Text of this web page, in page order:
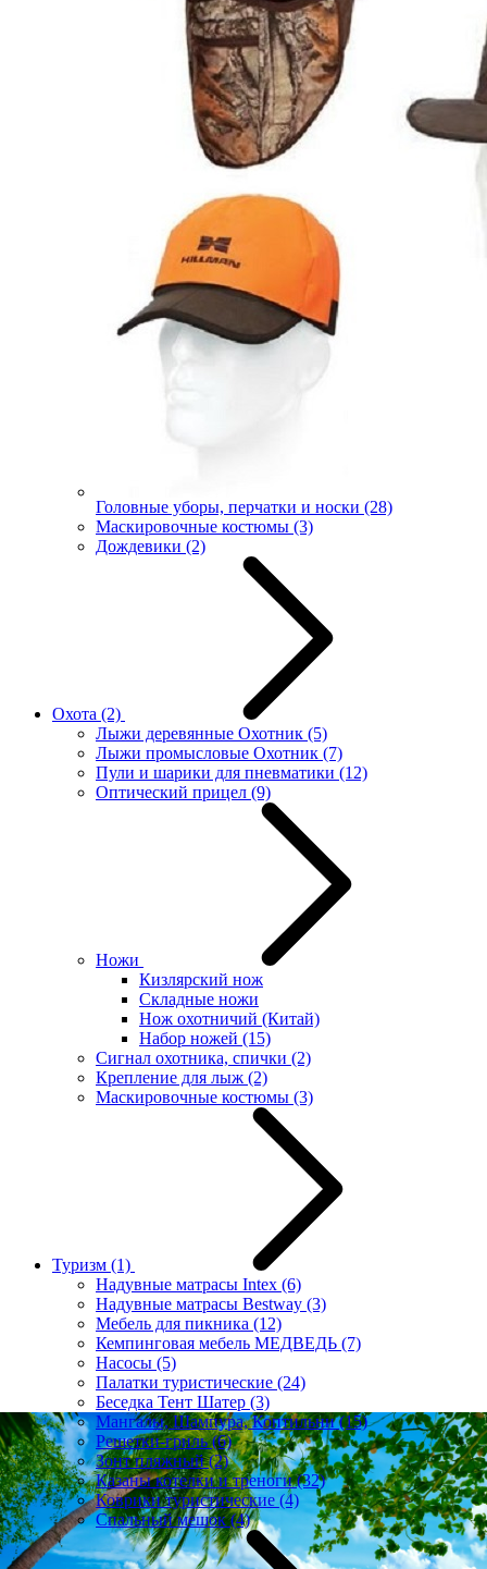
Головные уборы, перчатки и носки (28)
Маскировочные костюмы (3)
Дождевики (2)
Охота (2)
Лыжи деревянные Охотник (5)
Лыжи промысловые Охотник (7)
Пули и шарики для пневматики (12)
Оптический прицел (9)
Ножи
Кизлярский нож
Складные ножи
Нож охотничий (Китай)
Набор ножей (15)
Сигнал охотника, спички (2)
Крепление для лыж (2)
Маскировочные костюмы (3)
Туризм (1)
Надувные матрасы Intex (6)
Надувные матрасы Bestway (3)
Мебель для пикника (12)
Кемпинговая мебель МЕДВЕДЬ (7)
Насосы (5)
Палатки туристические (24)
Беседка Тент Шатер (3)
Мангалы, Шампура, Коптильни(15)
Решетки-гриль(6)
Зонт пляжный(2)
Казаны котелки и треноги(32)
Коврики туристические(4)
Спальный мешок(4)